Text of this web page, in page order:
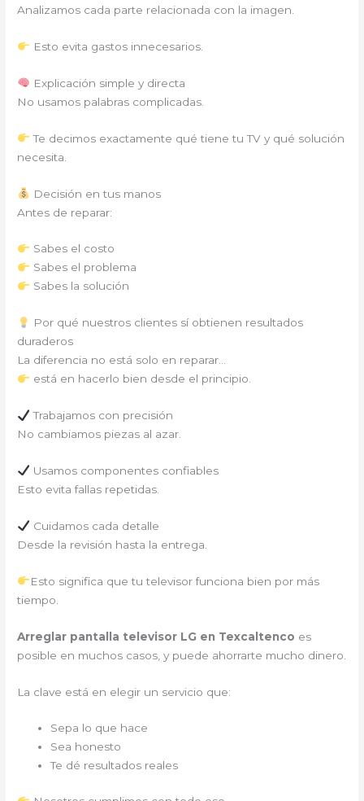
Analizamos cada parte relacionada con la imagen.
Esto evita gastos innecesarios.
Explicación simple y directa
No usamos palabras complicadas.
Te decimos exactamente qué tiene tu TV y qué solución
necesita.
Decisión en tus manos
Antes de reparar:
Sabes el costo
Sabes el problema
Sabes la solución
Por qué nuestros clientes sí obtienen resultados
duraderos
La diferencia no está solo en reparar…
está en hacerlo bien desde el principio.
Trabajamos con precisión
No cambiamos piezas al azar.
Usamos componentes confiables
Esto evita fallas repetidas.
Cuidamos cada detalle
Desde la revisión hasta la entrega.
Esto significa que tu televisor funciona bien por más
tiempo.
Arreglar pantalla televisor LG en Texcaltenco es
posible en muchos casos, y puede ahorrarte mucho dinero.
La clave está en elegir un servicio que:
Sepa lo que hace
Sea honesto
Te dé resultados reales